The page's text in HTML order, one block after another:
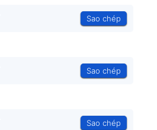
Sao chép
Sao chép
Sao chép